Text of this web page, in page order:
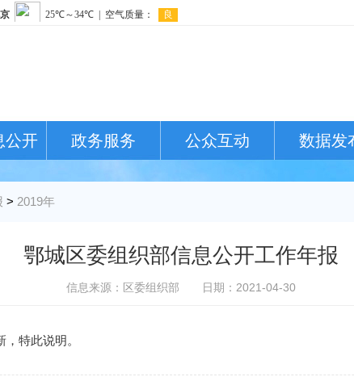
公开 政务服务 公众互动 数据发
> 2019年
鄂城区委组织部信息公开工作年报
信息来源：区委组织部 日期：2021-04-30
特此说明。